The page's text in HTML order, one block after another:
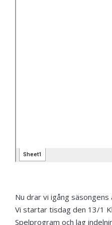
Nu drar vi igång säsongens
Vi startar tisdag den 13/1
Spelprogram och lag